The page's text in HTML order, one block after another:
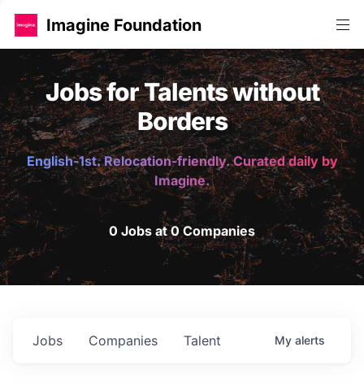
Imagine Foundation
Jobs for Talents without
Borders
English-1st. Relocation-friendly. Curated daily by
Imagine.
0 Jobs at 0 Companies
Jobs Companies Talent My alerts